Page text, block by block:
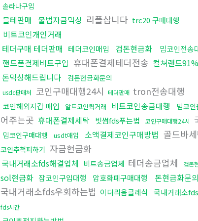
솔라나구입
블테판매 불법자금믹싱 리플삽니다 trc20 구매대행
비트코인개인거래
테더구매 테더판매
테더코인매입 검돈현금화 밈코인전송
핸드폰결제비트구입 휴대폰결제테더전송 컬쳐랜드91%
돈믹싱해드립니다 검돈현금화문의
usdc판매처 코인구매대행24시 테더판매 tron전송대행
코인해외지갑 매입 알트코인퀵거래 비트코인송금대행 밈코
어주는곳 휴대폰결제세탁 빗썸fds푸는법 코인구매대행24시
밈코인구매대행 usdt매입 소액결제코인구매방법 골드바
코인추척피하기 자금현금화
국내거래소fds해결업체 비트송금업체 테더송금업체 검돈
sol현금화 잡코인구입대행 암호화폐구매대행 돈현금화문의
국내거래소fds우회하는법 이더리움클레식 국내거래소
fds시간